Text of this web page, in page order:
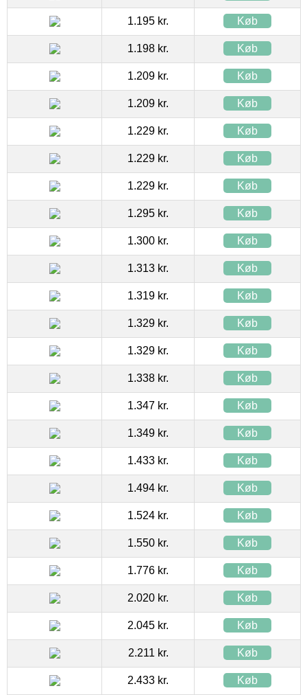
1.195 kr. Køb
1.198 kr. Køb
1.209 kr. Køb
1.209 kr. Køb
1.229 kr. Køb
1.229 kr. Køb
1.229 kr. Køb
1.295 kr. Køb
1.300 kr. Køb
1.313 kr. Køb
1.319 kr. Køb
1.329 kr. Køb
1.329 kr. Køb
1.338 kr. Køb
1.347 kr. Køb
1.349 kr. Køb
1.433 kr. Køb
1.494 kr. Køb
1.524 kr. Køb
1.550 kr. Køb
1.776 kr. Køb
2.020 kr. Køb
2.045 kr. Køb
2.211 kr. Køb
2.433 kr. Køb